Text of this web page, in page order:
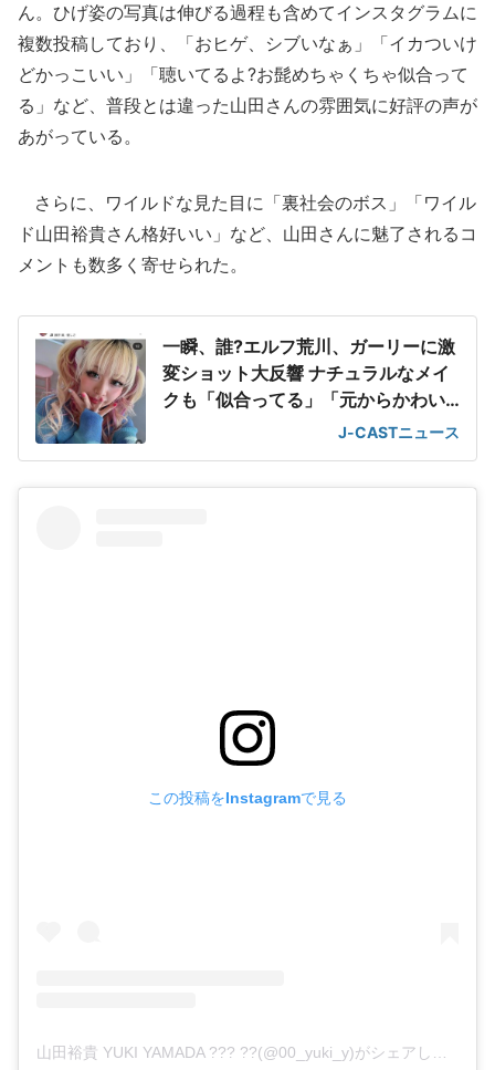
ん。ひげ姿の写真は伸びる過程も含めてインスタグラムに
複数投稿しており、「おヒゲ、シブいなぁ」「イカついけ
どかっこいい」「聴いてるよ?お髭めちゃくちゃ似合って
る」など、普段とは違った山田さんの雰囲気に好評の声が
あがっている。
さらに、ワイルドな見た目に「裏社会のボス」「ワイル
ド山田裕貴さん格好いい」など、山田さんに魅了されるコ
メントも数多く寄せられた。
一瞬、誰?エルフ荒川、ガーリーに激
変ショット大反響 ナチュラルなメイ
クも「似合ってる」「元からかわい
J-CASTニュース
この投稿をInstagramで見る